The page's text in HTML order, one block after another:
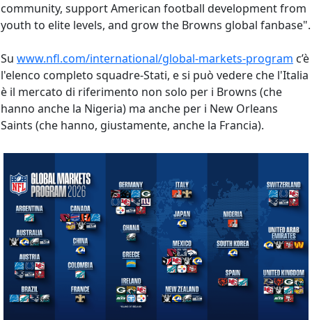
community, support American football development from
youth to elite levels, and grow the Browns global fanbase".
Su www.nfl.com/international/global-markets-program c’è
l'elenco completo squadre-Stati, e si può vedere che l'Italia
è il mercato di riferimento non solo per i Browns (che
hanno anche la Nigeria) ma anche per i New Orleans
Saints (che hanno, giustamente, anche la Francia).